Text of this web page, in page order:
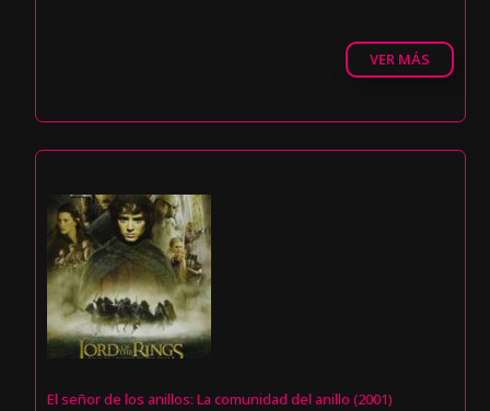
VER MÁS
El señor de los anillos: La comunidad del anillo (2001)